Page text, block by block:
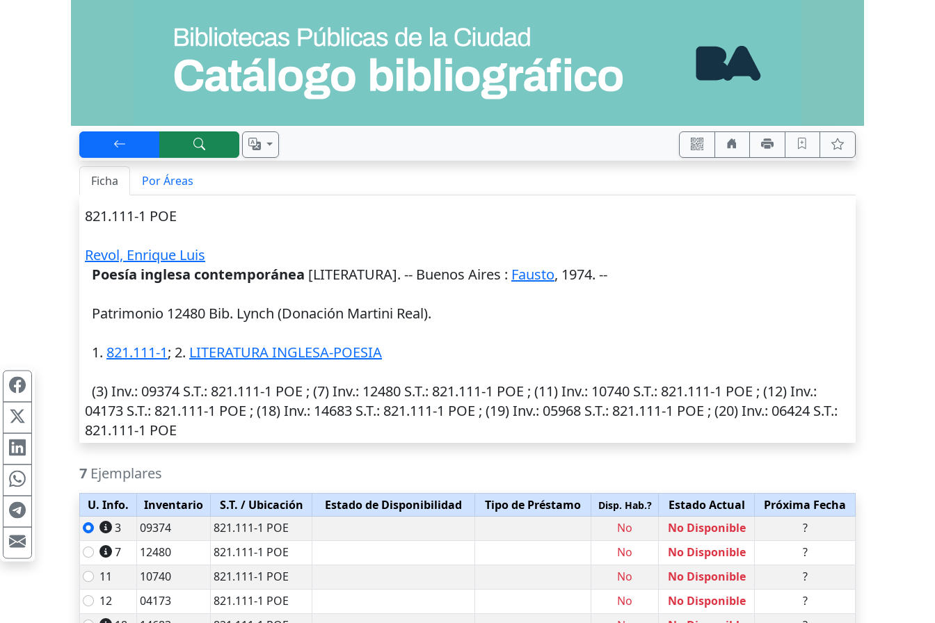
Ficha Por Áreas
821.111-1 POE
Revol, Enrique Luis
Poesía inglesa contemporánea [LITERATURA]. -- Buenos Aires : Fausto, 1974. --
Patrimonio 12480 Bib. Lynch (Donación Martini Real).
1. 821.111-1; 2. LITERATURA INGLESA-POESIA
(3)Inv.: 09374 S.T.: 821.111-1 POE ; (7)Inv.: 12480 S.T.: 821.111-1 POE ; (11)Inv.: 10740 S.T.: 821.111-1 POE ; (12)Inv.:
04173 S.T.: 821.111-1 POE ; (18)Inv.: 14683 S.T.: 821.111-1 POE ; (19)Inv.: 05968 S.T.: 821.111-1 POE ; (20)Inv.: 06424 S.T.:
821.111-1 POE
7 Ejemplares
U. Info. Inventario S.T. / Ubicación Estado de Disponibilidad Tipo de Préstamo Disp. Hab.? Estado Actual
Próxima Fecha
3
09374 821.111-1 POE No No Disponible
?
7
12480 821.111-1 POE No No Disponible
?
11
10740 821.111-1 POE No No Disponible
?
12
04173 821.111-1 POE No No Disponible
?